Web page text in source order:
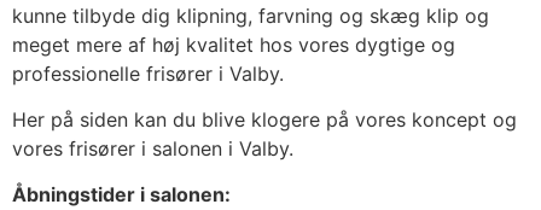
kunne tilbyde dig klipning, farvning og skæg klip og
meget mere af høj kvalitet hos vores dygtige og
professionelle frisører i Valby.
Her på siden kan du blive klogere på vores koncept og
vores frisører i salonen i Valby.
Åbningstider i salonen: